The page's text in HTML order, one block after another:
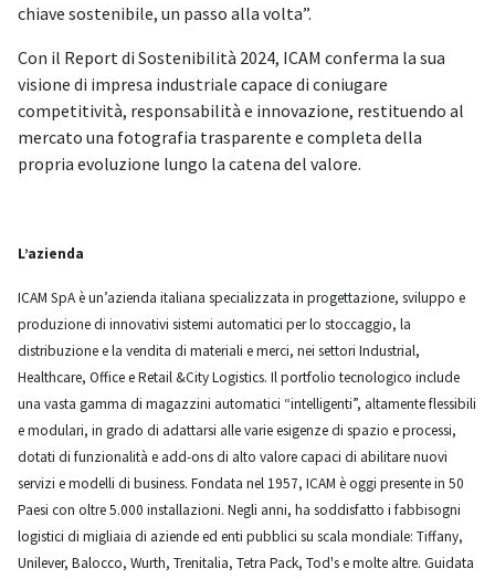
chiave sostenibile, un passo alla volta”.
Con il Report di Sostenibilità 2024, ICAM conferma la sua
visione di impresa industriale capace di coniugare
competitività, responsabilità e innovazione, restituendo al
mercato una fotografia trasparente e completa della
propria evoluzione lungo la catena del valore.
L’azienda
ICAM SpA è un’azienda italiana specializzata in progettazione, sviluppo e
produzione di innovativi sistemi automatici per lo stoccaggio, la
distribuzione e la vendita di materiali e merci, nei settori Industrial,
Healthcare, Office e Retail &City Logistics. Il portfolio tecnologico include
una vasta gamma di magazzini automatici “intelligenti”, altamente flessibili
e modulari, in grado di adattarsi alle varie esigenze di spazio e processi,
dotati di funzionalità e add-ons di alto valore capaci di abilitare nuovi
servizi e modelli di business. Fondata nel 1957, ICAM è oggi presente in 50
Paesi con oltre 5.000 installazioni. Negli anni, ha soddisfatto i fabbisogni
logistici di migliaia di aziende ed enti pubblici su scala mondiale: Tiffany,
Unilever, Balocco, Wurth, Trenitalia, Tetra Pack, Tod's e molte altre. Guidata